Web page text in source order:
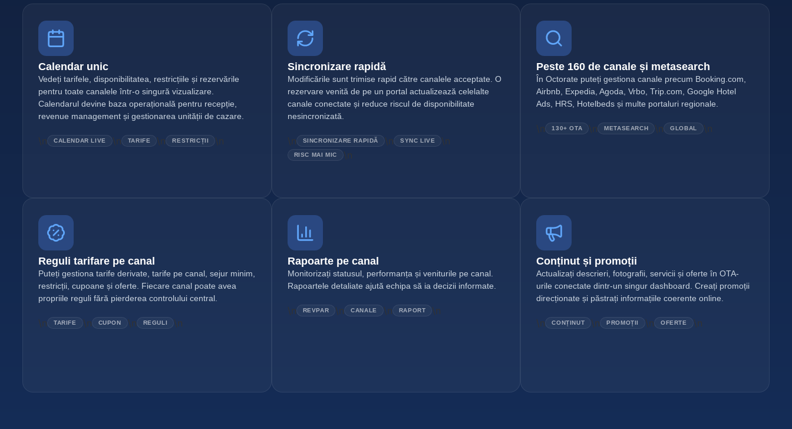
Calendar unic
Vedeți tarifele, disponibilitatea, restricțiile și rezervările
pentru toate canalele într-o singură vizualizare.
Calendarul devine baza operațională pentru recepție,
revenue management și gestionarea unității de cazare.
\n CALENDAR LIVE \n TARIFE \n RESTRICȚII \n
Sincronizare rapidă
Modificările sunt trimise rapid către canalele acceptate. O
rezervare venită de pe un portal actualizează celelalte
canale conectate și reduce riscul de disponibilitate
nesincronizată.
\n SINCRONIZARE RAPIDĂ \n SYNC LIVE \n
RISC MAI MIC \n
Peste 160 de canale și metasearch
În Octorate puteți gestiona canale precum Booking.com,
Airbnb, Expedia, Agoda, Vrbo, Trip.com, Google Hotel
Ads, HRS, Hotelbeds și multe portaluri regionale.
\n 130+ OTA \n METASEARCH \n GLOBAL \n
Reguli tarifare pe canal
Puteți gestiona tarife derivate, tarife pe canal, sejur minim,
restricții, cupoane și oferte. Fiecare canal poate avea
propriile reguli fără pierderea controlului central.
\n TARIFE \n CUPON \n REGULI \n
Rapoarte pe canal
Monitorizați statusul, performanța și veniturile pe canal.
Rapoartele detaliate ajută echipa să ia decizii informate.
\n REVPAR \n CANALE \n RAPORT \n
Conținut și promoții
Actualizați descrieri, fotografii, servicii și oferte în OTA-
urile conectate dintr-un singur dashboard. Creați promoții
direcționate și păstrați informațiile coerente online.
\n CONȚINUT \n PROMOȚII \n OFERTE \n